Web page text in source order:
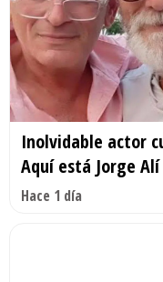
Inolvidable actor
Aquí está Jorge Alí
Hace 1 día